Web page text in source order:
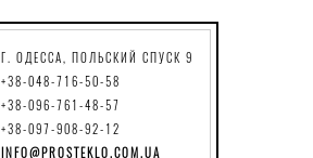
Г. ОДЕССА, ПОЛЬСКИЙ СПУСК 9
+38-048-716-50-58
+38-096-761-48-57
+38-097-908-92-12
INFO@PROSTEKLO.COM.UA